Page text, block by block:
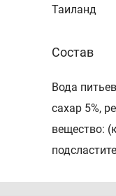
Таиланд
Состав
Вода
сахар 5%,
вещество: